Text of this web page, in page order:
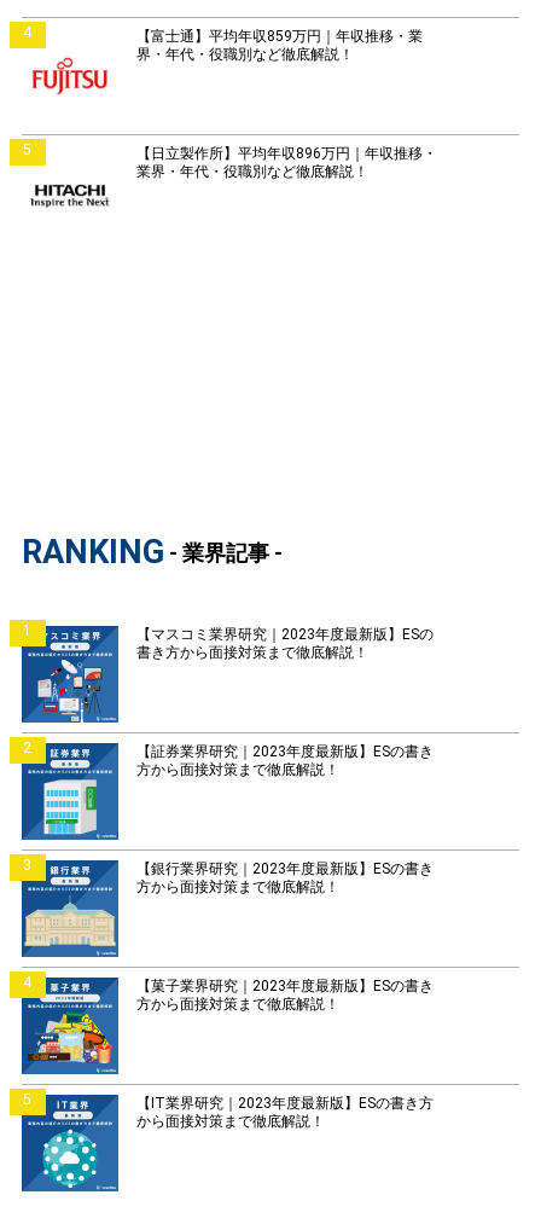
4
【富士通】平均年収859万円｜年収推移・業
界・年代・役職別など徹底解説！
5
【日立製作所】平均年収896万円｜年収推移・
業界・年代・役職別など徹底解説！
RANKING - 業界記事 -
1
【マスコミ業界研究｜2023年度最新版】ESの
書き方から面接対策まで徹底解説！
2
【証券業界研究｜2023年度最新版】ESの書き
方から面接対策まで徹底解説！
3
【銀行業界研究｜2023年度最新版】ESの書き
方から面接対策まで徹底解説！
4
【菓子業界研究｜2023年度最新版】ESの書き
方から面接対策まで徹底解説！
5
【IT業界研究｜2023年度最新版】ESの書き方
から面接対策まで徹底解説！